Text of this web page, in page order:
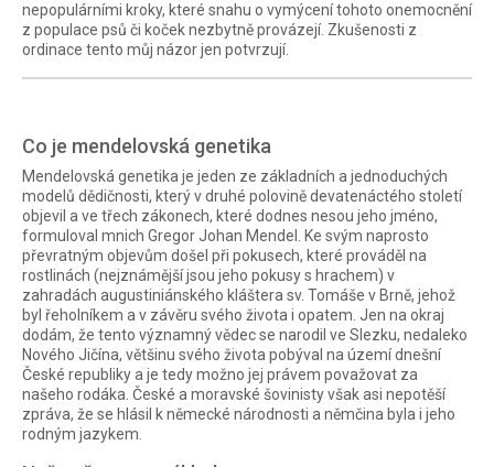
nepopulárními kroky, které snahu o vymýcení tohoto onemocnění
z populace psů či koček nezbytně provázejí. Zkušenosti z
ordinace tento můj názor jen potvrzují.
Co je mendelovská genetika
Mendelovská genetika je jeden ze základních a jednoduchých
modelů dědičnosti, který v druhé polovině devatenáctého století
objevil a ve třech zákonech, které dodnes nesou jeho jméno,
formuloval mnich Gregor Johan Mendel. Ke svým naprosto
převratným objevům došel při pokusech, které prováděl na
rostlinách (nejznámější jsou jeho pokusy s hrachem) v
zahradách augustiniánského kláštera sv. Tomáše v Brně, jehož
byl řeholníkem a v závěru svého života i opatem. Jen na okraj
dodám, že tento významný vědec se narodil ve Slezku, nedaleko
Nového Jičína, většinu svého života pobýval na území dnešní
České republiky a je tedy možno jej právem považovat za
našeho rodáka. České a moravské šovinisty však asi nepotěší
zpráva, že se hlásil k německé národnosti a němčina byla i jeho
rodným jazykem.